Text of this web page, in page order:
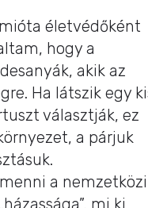
életvédőként
hogy a
akik az
Ha látszik egy
választják, ez
a párjuk
a nemzetközi
mi ki